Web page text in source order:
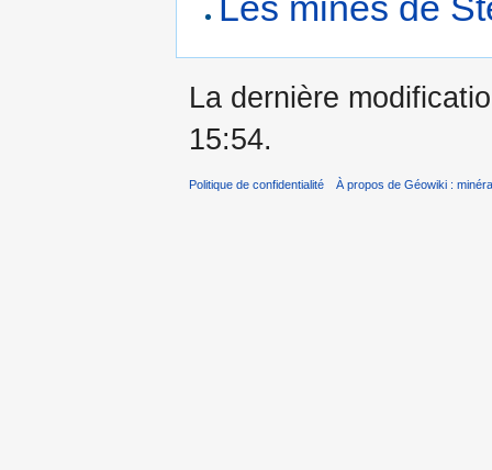
La dernière
15:54.
Politique de confidentialité À propos de Géowiki :